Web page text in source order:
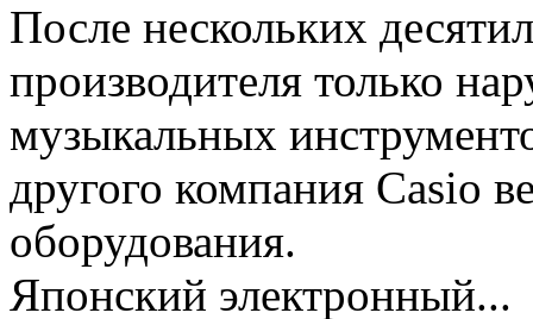
После нескольких
производителя только
музыкальных
другого компания Casio
оборудования.
Японский электронный...